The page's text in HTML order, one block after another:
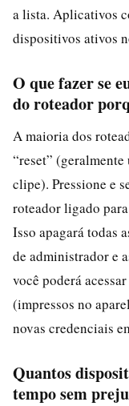
a lista. Aplicativos
dispositivos ativos
O que fazer se
do roteador
A maioria dos
“reset”
clipe). Pressione e
roteador ligado
Isso apagará todas
de administrador e
você poderá
(impressos no
novas credenciais
Quantos
tempo sem